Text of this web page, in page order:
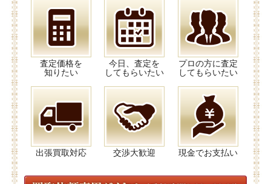
査定価格を
知りたい
今日、査定を
してもらいたい
プロの方に査定
してもらいたい
出張買取対応 交渉大歓迎 現金でお支払い